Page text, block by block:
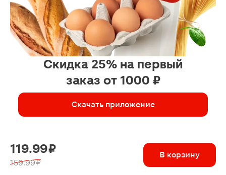
Скидка 25% на первый
заказ от 1000 ₽
Скачать приложение
119.99 ₽
159.99 ₽
В корзину